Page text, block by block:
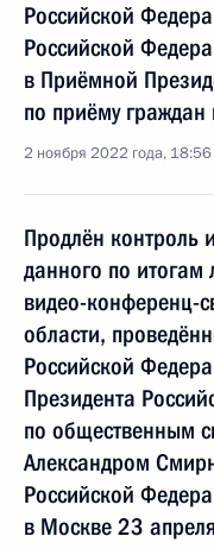
Российской
Российской
в Приёмной
по приёму
2 ноября 2022 года, 18:56
Продлён контроль
данного по
видео-конференц-
области,
Российской
Президента
по общественным
Александром
Российской
в Москве 23